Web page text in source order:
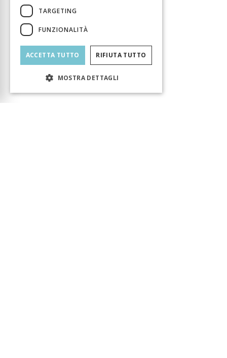
TARGETING
FUNZIONALITÀ
ACCETTA TUTTO RIFIUTA TUTTO
MOSTRA DETTAGLI